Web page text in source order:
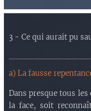
3 - Ce qui aurait pu
a) La fausse
Dans presque tous
la face, soit